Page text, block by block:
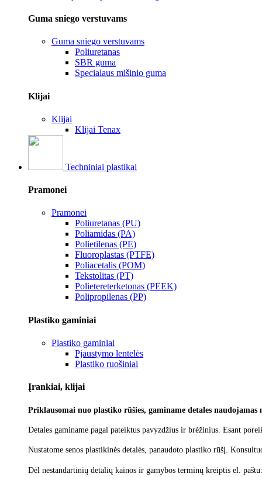
Guma sniego verstuvams
Guma sniego verstuvams
Poliuretanas
SBR guma
Specialaus mišinio guma
Klijai
Klijai
Klijai Tenax
Techniniai plastikai
Pramonei
Pramonei
Poliuretanas (PU)
Poliamidas (PA)
Polietilenas (PE)
Fluoroplastas (PTFE)
Poliacetalis (POM)
Tekstolitas (PT)
Polietereterketonas (PEEK)
Polipropilenas (PP)
Plastiko gaminiai
Plastiko gaminiai
Pjaustymo lentelės
Plastiko ruošiniai
Įrankiai, klijai
Priklausomai nuo plastiko rūšies, gaminame detales
Detales gaminame pagal pateiktus pavyzdžius ir brėžinius. Esant
Nustatome senos plastikinės detalės, panaudoto plastiko rūšį.
Dėl nestandartinių detalių kainos ir gamybos terminų kreiptis el. paštu: